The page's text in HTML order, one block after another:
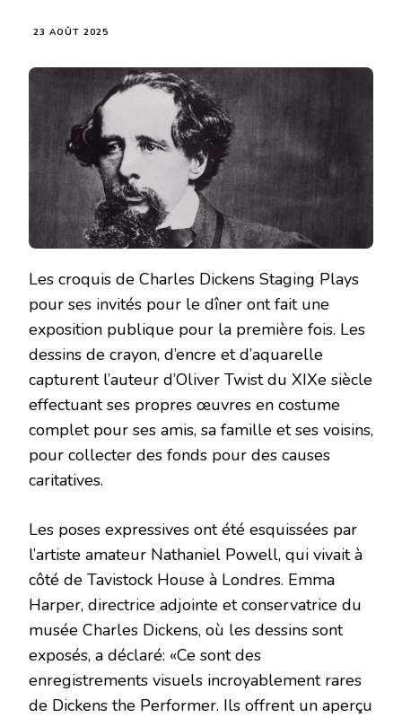
23 AOÛT 2025
Les croquis de Charles Dickens Staging Plays
pour ses invités pour le dîner ont fait une
exposition publique pour la première fois. Les
dessins de crayon, d’encre et d’aquarelle
capturent l’auteur d’Oliver Twist du XIXe siècle
effectuant ses propres œuvres en costume
complet pour ses amis, sa famille et ses voisins,
pour collecter des fonds pour des causes
caritatives.
Les poses expressives ont été esquissées par
l’artiste amateur Nathaniel Powell, qui vivait à
côté de Tavistock House à Londres. Emma
Harper, directrice adjointe et conservatrice du
musée Charles Dickens, où les dessins sont
exposés, a déclaré: «Ce sont des
enregistrements visuels incroyablement rares
de Dickens the Performer. Ils offrent un aperçu